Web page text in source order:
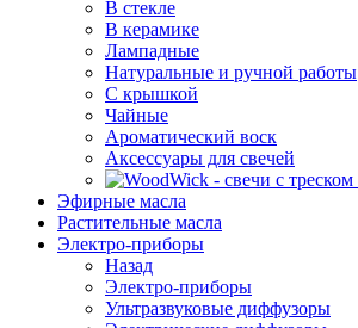
В стекле
В керамике
Лампадные
Натуральные и ручной работы
С крышкой
Чайные
Ароматический воск
Аксессуары для свечей
Эфирные масла
Растительные масла
Электро-приборы
Назад
Электро-приборы
Ультразвуковые диффузоры